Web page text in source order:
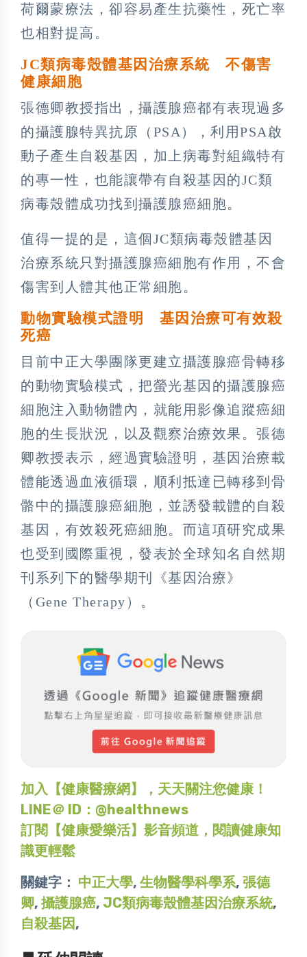
荷爾蒙療法，卻容易產生抗藥性，死亡率
也相對提高。
JC類病毒殼體基因治療系統 不傷害
健康細胞
張德卿教授指出，攝護腺癌都有表現過多
的攝護腺特異抗原（PSA），利用PSA啟
動子產生自殺基因，加上病毒對組織特有
的專一性，也能讓帶有自殺基因的JC類
病毒殼體成功找到攝護腺癌細胞。
值得一提的是，這個JC類病毒殼體基因
治療系統只對攝護腺癌細胞有作用，不會
傷害到人體其他正常細胞。
動物實驗模式證明 基因治療可有效殺
死癌
目前中正大學團隊更建立攝護腺癌骨轉移
的動物實驗模式，把螢光基因的攝護腺癌
細胞注入動物體內，就能用影像追蹤癌細
胞的生長狀況，以及觀察治療效果。張德
卿教授表示，經過實驗證明，基因治療載
體能透過血液循環，順利抵達已轉移到骨
骼中的攝護腺癌細胞，並誘發載體的自殺
基因，有效殺死癌細胞。而這項研究成果
也受到國際重視，發表於全球知名自然期
刊系列下的醫學期刊《基因治療》
（Gene Therapy）。
加入【健康醫療網】，天天關注您健康！
LINE＠ ID：@healthnews
訂閱【健康愛樂活】影音頻道，閱讀健康知
識更輕鬆
關鍵字： 中正大學, 生物醫學科學系, 張德
卿, 攝護腺癌, JC類病毒殼體基因治療系統,
自殺基因,